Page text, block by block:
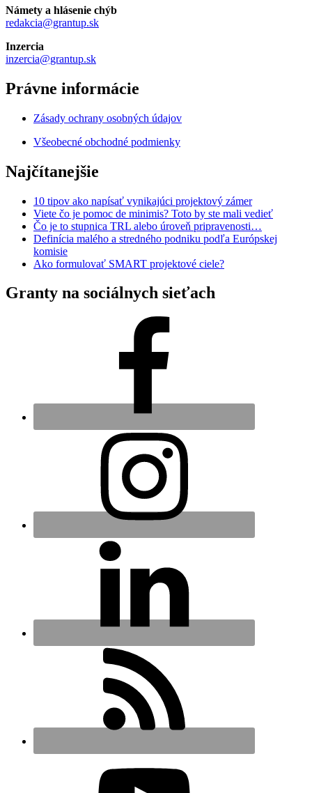
Námety a hlásenie chýb
redakcia@grantup.sk
Inzercia
inzercia@grantup.sk
Právne informácie
Zásady ochrany osobných údajov
Všeobecné obchodné podmienky
Najčítanejšie
10 tipov ako napísať vynikajúci projektový zámer
Viete čo je pomoc de minimis? Toto by ste mali vedieť
Čo je to stupnica TRL alebo úroveň pripravenosti…
Definícia malého a stredného podniku podľa Európskej
komisie
Ako formulovať SMART projektové ciele?
Granty na sociálnych sieťach